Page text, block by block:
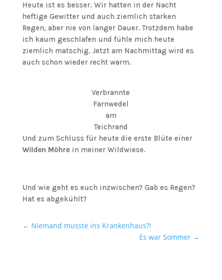
Heute ist es besser. Wir hatten in der Nacht
heftige Gewitter und auch ziemlich starken
Regen, aber nie von langer Dauer. Trotzdem habe
ich kaum geschlafen und fühle mich heute
ziemlich matschig. Jetzt am Nachmittag wird es
auch schon wieder recht warm.
Verbrannte
Farnwedel
am
Teichrand
Und zum Schluss für heute die erste Blüte einer
Wilden Möhrein meiner Wildwiese.
Und wie geht es euch inzwischen? Gab es Regen?
Hat es abgekühlt?
← Niemand musste ins Krankenhaus?!
Es war Sommer →